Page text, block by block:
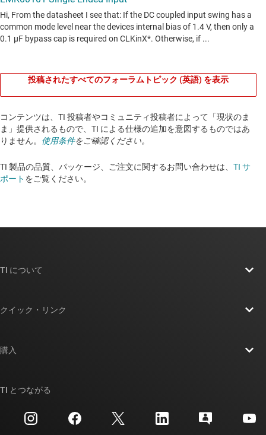
投稿されたすべてのフォーラムトピック (英語) を表示
コンテンツは、TI 投稿者やコミュニティ投稿者によって「現状のま
ま」提供されるもので、TI による仕様の追加を意図するものではあ
りません。 使用条件をご確認ください。
TI 製品の品質、パッケージ、ご注文に関するお問い合わせは、 TI サ
ポート をご覧ください。​​​​​​​​​​​​​​
TI について
投資家向け情報
クイック・リンク
クロスリファレンス検索
カスタマー・サポート・センター
購入
TI とつながる